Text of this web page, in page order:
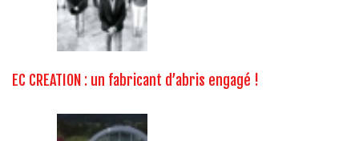
EC CREATION : un fabricant d’abris engagé !